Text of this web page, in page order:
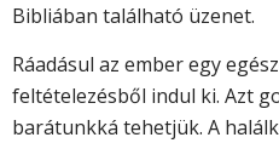
Bibliában található üzenet.
Ráadásul az ember egy
feltételezésből indul ki. Azt
barátunkká tehetjük. A